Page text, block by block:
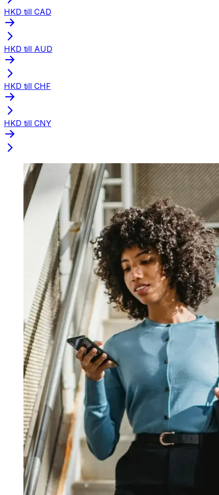
HKD till CAD
HKD till AUD
HKD till CHF
HKD till CNY